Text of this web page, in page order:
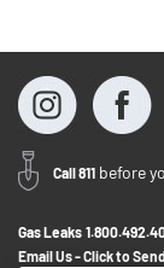
Call 811 before
Gas Leaks
Email Us - Click to